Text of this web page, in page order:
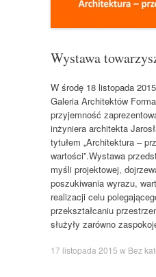
Wystawa
W środę 18 listopada
Galeria Architektów
przyjemność
inżyniera architekta
tytułem „Architektura –
wartości”.Wystawa
myśli projektowej,
poszukiwania wyrazu,
realizacji celu
przekształcaniu
służyły zarówno
17 listopada 2015 w Bez